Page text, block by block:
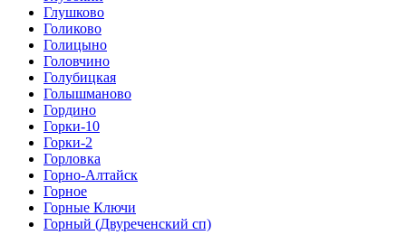
Глушково
Голиково
Голицыно
Головчино
Голубицкая
Голышманово
Гордино
Горки-10
Горки-2
Горловка
Горно-Алтайск
Горное
Горные Ключи
Горный (Двуреченский сп)